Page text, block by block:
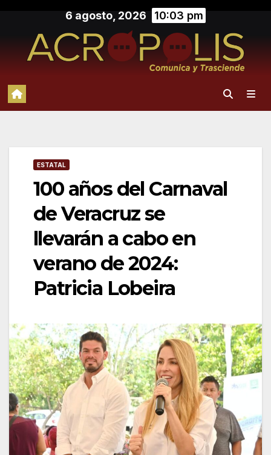
contenido
6 agosto, 2026 10:03 pm
ESTATAL
100 años del Carnaval
de Veracruz se
llevarán a cabo en
verano de 2024:
Patricia Lobeira